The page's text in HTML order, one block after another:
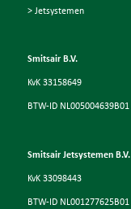
> Jetsystemen
Smitsair B.V.
KvK 33158649
BTW-ID NL005004639B01
Smitsair Jetsystemen B.V.
KvK 33098443
BTW-ID NL001277625B01